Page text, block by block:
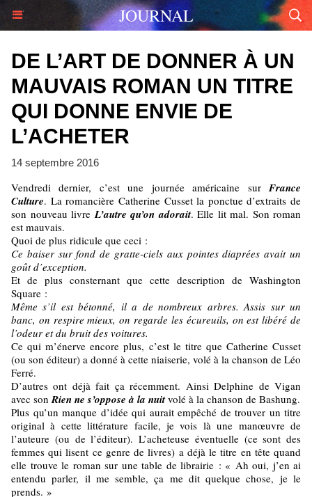
JOURNAL
DE L’ART DE DONNER À UN
MAUVAIS ROMAN UN TITRE
QUI DONNE ENVIE DE
L’ACHETER
14 septembre 2016
Vendredi dernier, c’est une journée américaine sur France
Culture. La romancière Catherine Cusset la ponctue d’extraits de
son nouveau livreL’autre qu’on adorait. Elle lit mal. Son roman
est mauvais.
Quoi de plus ridicule que ceci :
Ce baiser sur fond de gratte-ciels aux pointes diaprées avait un
goût d’exception.
Et de plus consternant que cette description de Washington
Square :
Même s’il est bétonné, il a de nombreux arbres. Assis sur un
banc, on respire mieux, on regarde les écureuils, on est libéré de
l’odeur et du bruit des voitures.
Ce qui m’énerve encore plus, c’est le titre que Catherine Cusset
(ou son éditeur) a donné à cette niaiserie, volé à la chanson de Léo
Ferré.
D’autres ont déjà fait ça récemment. Ainsi Delphine de Vigan
avec son Rien ne s’oppose à la nuitvolé à la chanson de Bashung.
Plus qu’un manque d’idée qui aurait empêché de trouver un titre
original à cette littérature facile, je vois là une manœuvre de
l’auteure (ou de l’éditeur). L’acheteuse éventuelle (ce sont des
femmes qui lisent ce genre de livres) a déjà le titre en tête quand
elle trouve le roman sur une table de librairie : « Ah oui, j’en ai
entendu parler, il me semble, ça me dit quelque chose, je le
prends. »